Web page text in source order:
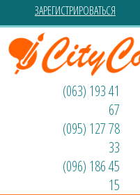
ЗАРЕГИСТРИРОВАТЬСЯ
(063) 193 41
67
(095) 127 78
33
(096) 186 45
15